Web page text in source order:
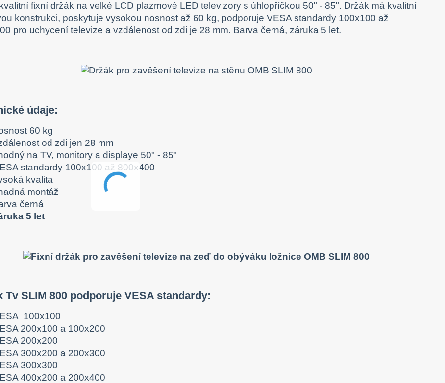
fixní držák na velké LCD plazmové LED televizory s úhlopříčkou 50" - 85". Držák má kvalitní
konstrukci, poskytuje vysokou nosnost až 60 kg, podporuje VESA standardy 100x100 až
pro uchycení televize a vzdálenost od zdi je 28 mm. Barva černá, záruka 5 let.
údaje:
60 kg
od zdi jen 28 mm
na TV, monitory a displaye 50" - 85"
standardy 100x100 až 800x400
kvalita
montáž
černá
5 let
Tv SLIM 800 podporuje VESA standardy:
100x100
200x100 a 100x200
200x200
300x200 a 200x300
300x300
400x200 a 200x400